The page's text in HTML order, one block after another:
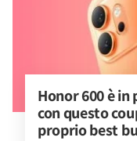
Honor 600 è
con questo
proprio best